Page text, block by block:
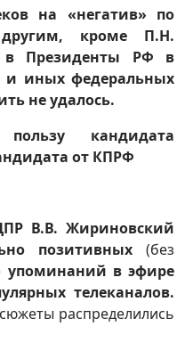
на «негатив» по
кроме П.Н.
в Президенты РФ в
и иных федеральных
не удалось.
кандидата
от КПРФ
В.В. Жириновский
позитивных (без
упоминаний в эфире
телеканалов.
распределились